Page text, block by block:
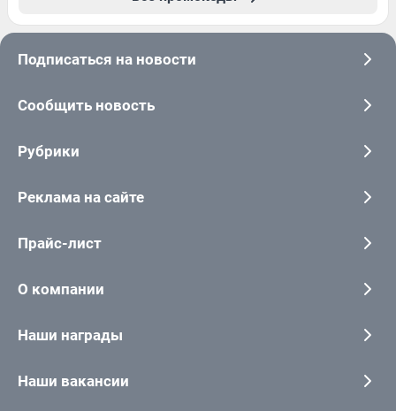
Подписаться на новости
Сообщить новость
Рубрики
Реклама на сайте
Прайс-лист
О компании
Наши награды
Наши вакансии